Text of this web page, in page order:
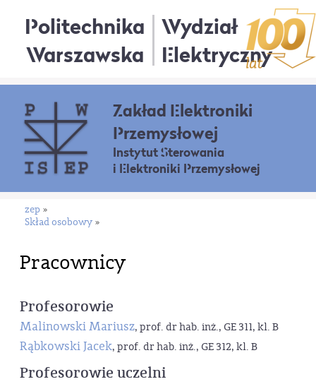
Politechnika
Warszawska
Wydział
Elektryczny
Zakład Elektroniki
Przemysłowej
Instytut Sterowania
i Elektroniki Przemysłowej
zep »
Skład osobowy »
Pracownicy
Profesorowie
Malinowski Mariusz, prof. dr hab. inż., GE 311, kl. B
Rąbkowski Jacek, prof. dr hab. inż., GE 312, kl. B
Profesorowie uczelni